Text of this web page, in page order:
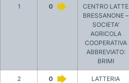
1 0
CENTRO LATTE
BRESSANONE –
SOCIETA’
AGRICOLA
COOPERATIVA
ABBREVIATO:
BRIMI
2 0
LATTERIA